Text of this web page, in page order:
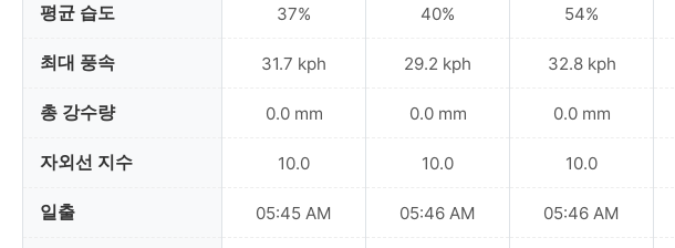
평균 습도
최대 풍속
총 강수량
자외선 지수
일출
37%
31.7 kph
0.0 mm
10.0
05:45 AM
40%
29.2 kph
0.0 mm
10.0
05:46 AM
54%
32.8 kph
0.0 mm
10.0
05:46 AM